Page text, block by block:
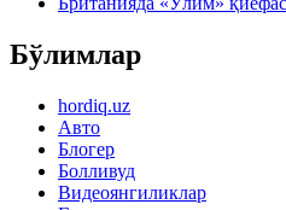
Бўлимлар
hordiq.uz
Авто
Блогер
Болливуд
Видеоянгиликлар